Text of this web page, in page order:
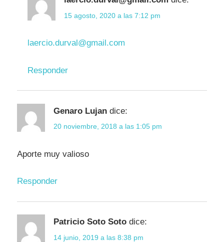
15 agosto, 2020 a las 7:12 pm
laercio.durval@gmail.com
Responder
Genaro Lujan dice:
20 noviembre, 2018 a las 1:05 pm
Aporte muy valioso
Responder
Patricio Soto Soto dice:
14 junio, 2019 a las 8:38 pm